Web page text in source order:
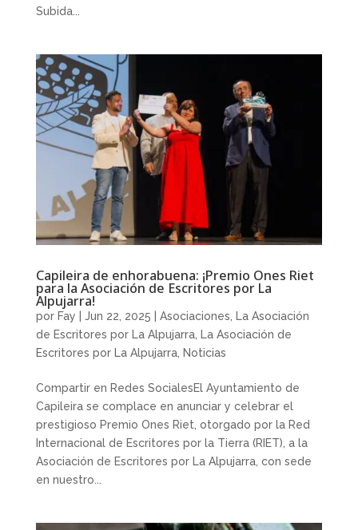
Subida...
Capileira de enhorabuena: ¡Premio Ones Riet
para la Asociación de Escritores por La
Alpujarra!
por Fay Jun 22, 2025 Asociaciones
La Asociación
de Escritores por La Alpujarra, La Asociación de
Escritores por La Alpujarra, Noticias
Compartir en Redes SocialesEl Ayuntamiento de
Capileira se complace en anunciar y celebrar el
prestigioso Premio Ones Riet, otorgado por la Red
Internacional de Escritores por la Tierra (RIET), a la
Asociación de Escritores por La Alpujarra, con sede
en nuestro...